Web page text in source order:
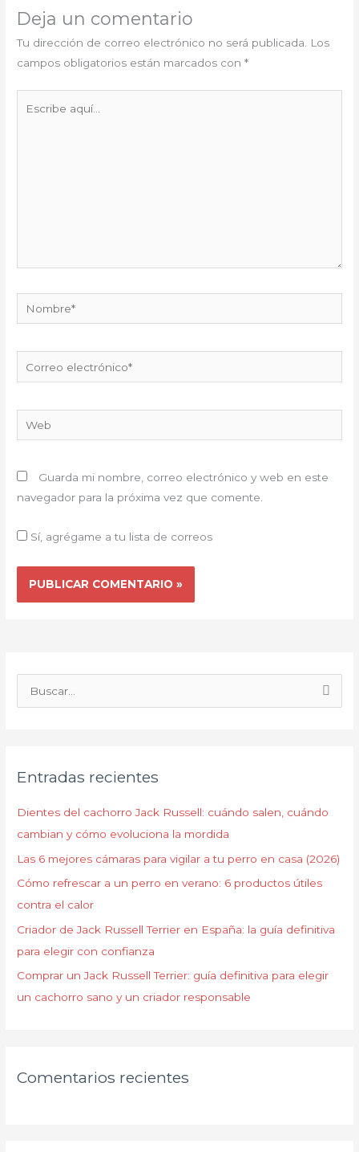
Deja un comentario
Tu dirección de correo electrónico no será publicada. Los
campos obligatorios están marcados con*
Nombre*
electrónico*
Guarda mi nombre, correo electrónico y web en este
navegador para la próxima vez que comente.
Sí, agrégame a tu lista de correos
a
:
Entradas recientes
Dientes del cachorro Jack Russell: cuándo salen, cuándo
cambian y cómo evoluciona la mordida
Las 6 mejores cámaras para vigilar a tu perro en casa (2026)
Cómo refrescar a un perro en verano: 6 productos útiles
contra el calor
Criador de Jack Russell Terrier en España: la guía definitiva
para elegir con confianza
Comprar un Jack Russell Terrier: guía definitiva para elegir
un cachorro sano y un criador responsable
Comentarios recientes